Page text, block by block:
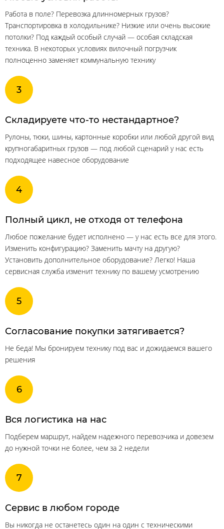
Работа в поле? Перевозка длинномерных грузов?
Транспортировка в холодильнике? Низкие или очень высокие
потолки? Под каждый особый случай — особая складская
техника. В некоторых условиях вилочный погрузчик
полноценно заменяет коммунальную технику
Складируете что-то нестандартное?
Рулоны, тюки, шины, картонные коробки или любой другой вид
крупногабаритных грузов — под любой сценарий у нас есть
подходящее навесное оборудование
Полный цикл, не отходя от телефона
Любое пожелание будет исполнено — у нас есть все для этого.
Изменить конфигурацию? Заменить мачту на другую?
Установить дополнительное оборудование? Легко! Наша
сервисная служба изменит технику по вашему усмотрению
Согласование покупки затягивается?
Не беда! Мы бронируем технику под вас и дожидаемся вашего
решения
Вся логистика на нас
Подберем маршрут, найдем надежного перевозчика и довезем
до нужной точки не более, чем за 2 недели
Сервис в любом городе
Вы никогда не останетесь один на один с техническими